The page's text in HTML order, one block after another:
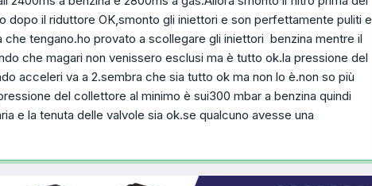
dopo il riduttore OK,smonto gli iniettori e son perfettamente puliti e
tengano.ho provato a scollegare gli iniettori benzina mentre il
che magari non venissero esclusi ma è tutto ok.la pressione del
acceleri va a 2.sembra che sia tutto ok ma non lo è.non so più
del collettore al minimo è sui300 mbar a benzina quindi
e la tenuta delle valvole sia ok.se qualcuno avesse una